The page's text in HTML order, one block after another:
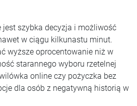
jest szybka decyzja i możliwość
w ciągu kilkunastu minut.
wyższe oprocentowanie niż w
starannego wyboru rzetelnej
online czy pożyczka bez
dla osób z negatywną historią w